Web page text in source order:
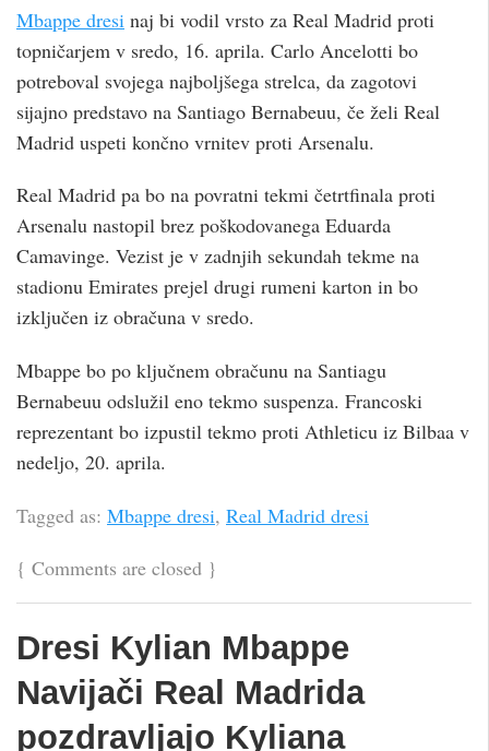
Mbappe dresi naj bi vodil vrsto za Real Madrid proti
topničarjem v sredo, 16. aprila. Carlo Ancelotti bo
potreboval svojega najboljšega strelca, da zagotovi
sijajno predstavo na Santiago Bernabeuu, če želi Real
Madrid uspeti končno vrnitev proti Arsenalu.
Real Madrid pa bo na povratni tekmi četrtfinala proti
Arsenalu nastopil brez poškodovanega Eduarda
Camavinge. Vezist je v zadnjih sekundah tekme na
stadionu Emirates prejel drugi rumeni karton in bo
izključen iz obračuna v sredo.
Mbappe bo po ključnem obračunu na Santiagu
Bernabeuu odslužil eno tekmo suspenza. Francoski
reprezentant bo izpustil tekmo proti Athleticu iz Bilbaa v
nedeljo, 20. aprila.
Tagged as: Mbappe dresi, Real Madrid dresi
{ Comments are closed }
Dresi Kylian Mbappe
Navijači Real Madrida
pozdravljajo Kyliana